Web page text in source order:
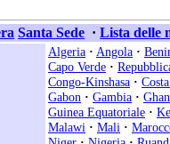
Santa Sede · Lista delle
Algeria · Angola ·
Capo Verde ·
Congo-Kinshasa ·
Gabon · Gambia ·
Guinea Equatoriale ·
Malawi · Mali ·